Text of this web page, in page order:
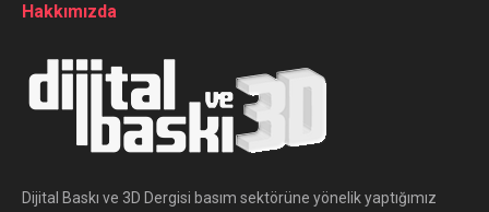
Hakkımızda
Dijital Baskı ve 3D Dergisi basım sektörüne yönelik yaptığımız